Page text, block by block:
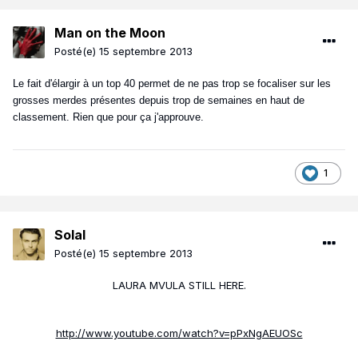
Man on the Moon
Posté(e) 15 septembre 2013
Le fait d'élargir à un top 40 permet de ne pas trop se focaliser sur les
grosses merdes présentes depuis trop de semaines en haut de
classement. Rien que pour ça j'approuve.
1
Solal
Posté(e) 15 septembre 2013
LAURA MVULA STILL HERE.
http://www.youtube.com/watch?v=pPxNgAEUOSc